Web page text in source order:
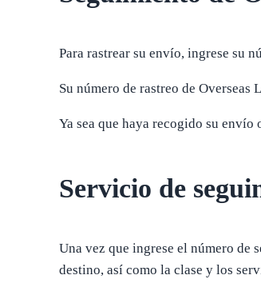
Para rastrear su envío, ingrese su
Su número de rastreo de
Ya sea que haya recogido su envío
Servicio de
Una vez que ingrese el número de
destino, así como la clase y los